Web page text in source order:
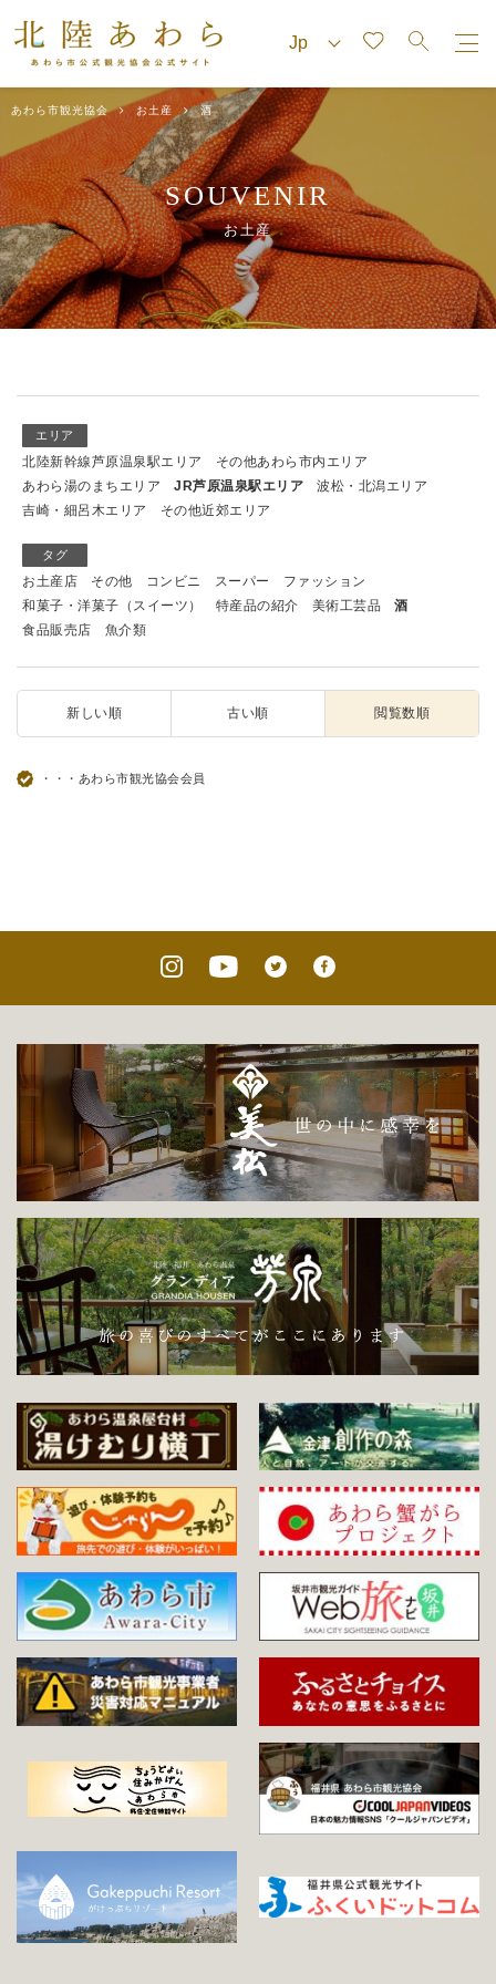
あわら市観光協会 お土産 酒
SOUVENIR
お土産
エリア
北陸新幹線芦原温泉駅エリア
その他あわら市内エリア
あわら湯のまちエリア
JR芦原温泉駅エリア
波松・北潟エリア
吉崎・細呂木エリア
その他近郊エリア
タグ
お土産店 その他 コンビニ スーパー
ファッション
和菓子・洋菓子（スイーツ）
特産品の紹介 美術工芸品
酒
食品販売店
魚介類
新しい順 古い順 閲覧数順
・・・あわら市観光協会会員